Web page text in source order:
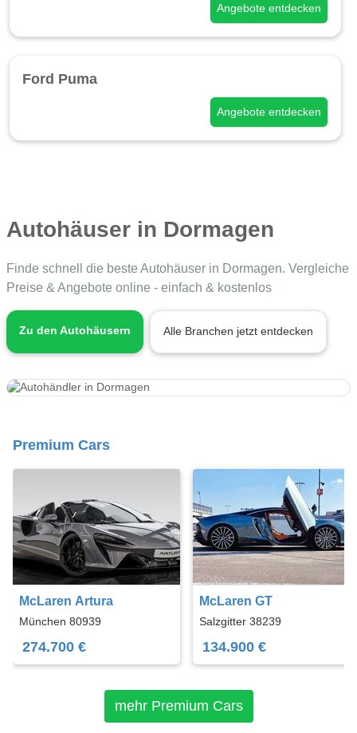
Angebote entdecken
Ford Puma
Angebote entdecken
Autohäuser in Dormagen
Finde schnell die beste Autohäuser in Dormagen. Vergleiche
Preise & Angebote online - einfach & kostenlos
Zu den Autohäusern Alle Branchen jetzt entdecken
Premium Cars
McLaren Artura
München 80939
274.700 €
McLaren GT
Salzgitter 38239
134.900 €
mehr Premium Cars